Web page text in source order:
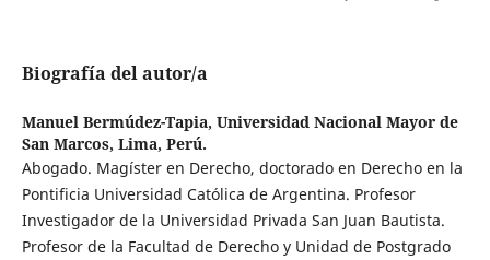
Biografía del autor/a
Manuel Bermúdez-Tapia, Universidad Nacional Mayor de
San Marcos, Lima, Perú.
Abogado. Magíster en Derecho, doctorado en Derecho en la
Pontificia Universidad Católica de Argentina. Profesor
Investigador de la Universidad Privada San Juan Bautista.
Profesor de la Facultad de Derecho y Unidad de Postgrado